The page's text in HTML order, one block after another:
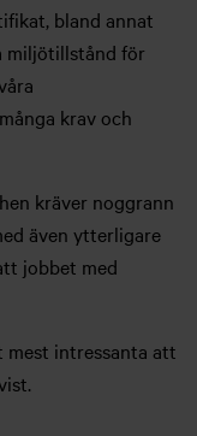
bland annat
miljötillstånd för
krav och
kräver noggrann
även ytterligare
jobbet med
mest intressanta att